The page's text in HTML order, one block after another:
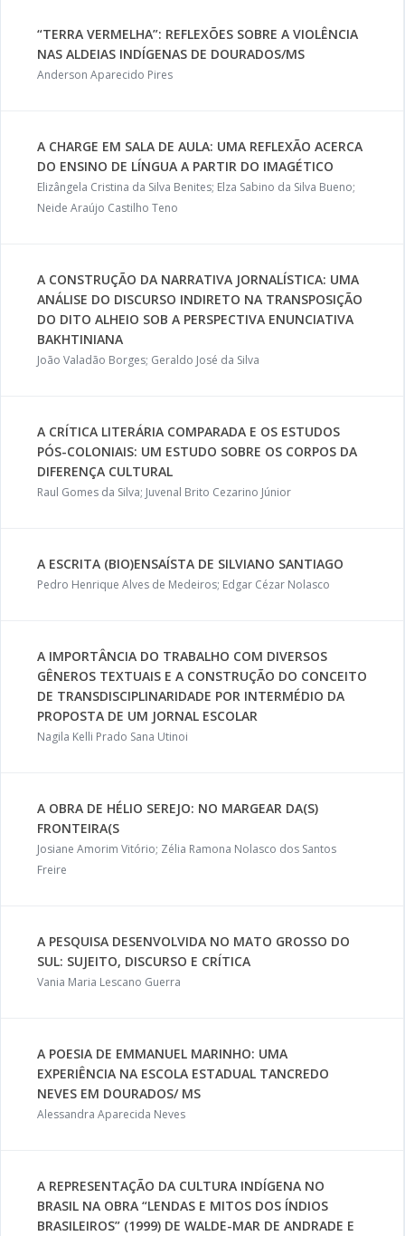
“TERRA VERMELHA”: REFLEXÕES SOBRE A VIOLÊNCIA
NAS ALDEIAS INDÍGENAS DE DOURADOS/MS
Anderson Aparecido Pires
A CHARGE EM SALA DE AULA: UMA REFLEXÃO ACERCA
DO ENSINO DE LÍNGUA A PARTIR DO IMAGÉTICO
Elizângela Cristina da Silva Benites; Elza Sabino da Silva Bueno;
Neide Araújo Castilho Teno
A CONSTRUÇÃO DA NARRATIVA JORNALÍSTICA: UMA
ANÁLISE DO DISCURSO INDIRETO NA TRANSPOSIÇÃO
DO DITO ALHEIO SOB A PERSPECTIVA ENUNCIATIVA
BAKHTINIANA
João Valadão Borges; Geraldo José da Silva
A CRÍTICA LITERÁRIA COMPARADA E OS ESTUDOS
PÓS-COLONIAIS: UM ESTUDO SOBRE OS CORPOS DA
DIFERENÇA CULTURAL
Raul Gomes da Silva; Juvenal Brito Cezarino Júnior
A ESCRITA (BIO)ENSAÍSTA DE SILVIANO SANTIAGO
Pedro Henrique Alves de Medeiros; Edgar Cézar Nolasco
A IMPORTÂNCIA DO TRABALHO COM DIVERSOS
GÊNEROS TEXTUAIS E A CONSTRUÇÃO DO CONCEITO
DE TRANSDISCIPLINARIDADE POR INTERMÉDIO DA
PROPOSTA DE UM JORNAL ESCOLAR
Nagila Kelli Prado Sana Utinoi
A OBRA DE HÉLIO SEREJO: NO MARGEAR DA(S)
FRONTEIRA(S
Josiane Amorim Vitório; Zélia Ramona Nolasco dos Santos
Freire
A PESQUISA DESENVOLVIDA NO MATO GROSSO DO
SUL: SUJEITO, DISCURSO E CRÍTICA
Vania Maria Lescano Guerra
A POESIA DE EMMANUEL MARINHO: UMA
EXPERIÊNCIA NA ESCOLA ESTADUAL TANCREDO
NEVES EM DOURADOS/ MS
Alessandra Aparecida Neves
A REPRESENTAÇÃO DA CULTURA INDÍGENA NO
BRASIL NA OBRA “LENDAS E MITOS DOS ÍNDIOS
BRASILEIROS” (1999) DE WALDE-MAR DE ANDRADE E